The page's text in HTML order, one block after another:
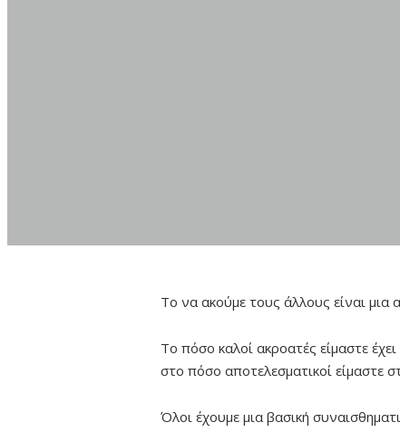
Το να ακούμε τους άλλους είναι μια
Το πόσο καλοί ακροατές είμαστε
στο πόσο αποτελεσματικοί είμαστε
Όλοι έχουμε μια βασική